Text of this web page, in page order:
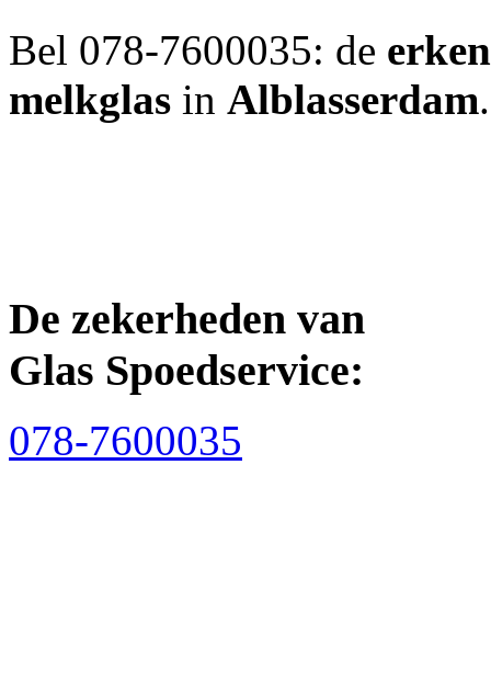
Bel 078-7600035: de
melkglas in Alblasserdam.
De zekerheden van
Glas Spoedservice:
078-7600035